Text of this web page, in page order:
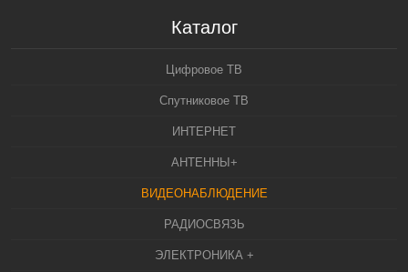
Каталог
Цифровое ТВ
Спутниковое ТВ
ИНТЕРНЕТ
АНТЕННЫ+
ВИДЕОНАБЛЮДЕНИЕ
РАДИОСВЯЗЬ
ЭЛЕКТРОНИКА +